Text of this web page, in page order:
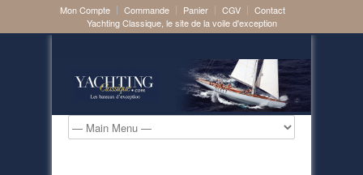
Mon Compte Commande Panier CGV
Contact
Yachting Classique, le site de la voile d'exception